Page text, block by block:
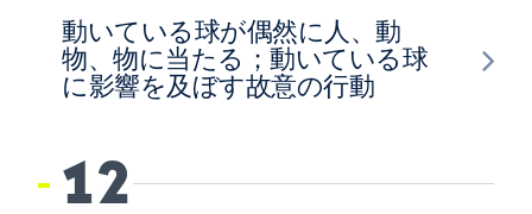
動いている球が偶然に人、動
物、物に当たる；動いている球
に影響を及ぼす故意の行動
12